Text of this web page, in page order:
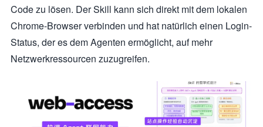
Code zu lösen. Der Skill kann sich direkt mit dem lokalen
Chrome-Browser verbinden und hat natürlich einen Login-
Status, der es dem Agenten ermöglicht, auf mehr
Netzwerkressourcen zuzugreifen.